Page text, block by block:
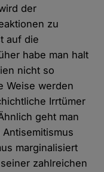
der
zu
auf die
habe man halt
nicht so
Weise werden
Irrtümer
geht man
marginalisiert
zahlreichen